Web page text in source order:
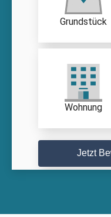
Grundstück
Wohnung
Jetzt